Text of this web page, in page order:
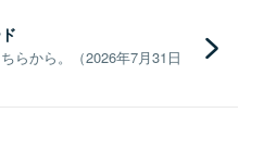
らから。（2026年7月31日